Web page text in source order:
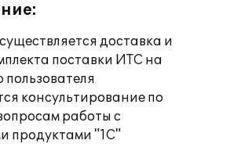
доставка и
поставки ИТС на
пользователя
консультирование по
работы с
продуктами "1С"